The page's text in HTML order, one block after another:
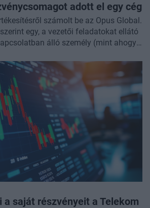
adott el egy cég
számolt be az Opus Global.
egy, a vezetői feladatokat ellátó
álló személy (mint ahogy
Opus-részvényt adott el. A
nagy valószínűséggel nem
mivel a papír aznapi forgalma ennek
a saját részvényeit a Telekom